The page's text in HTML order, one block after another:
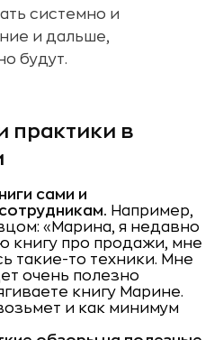
системно и
и дальше,
будут.
практики в
сами и
Например,
«Марина, я недавно
книгу про продажи, мне
такие-то техники. Мне
очень полезно
книгу Марине.
и как минимум